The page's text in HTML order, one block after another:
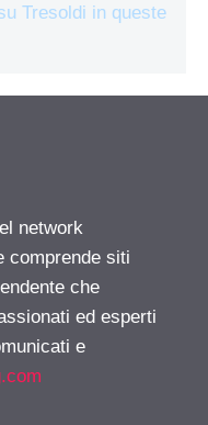
Tresoldi in queste
network
comprende siti
che
ed esperti
e